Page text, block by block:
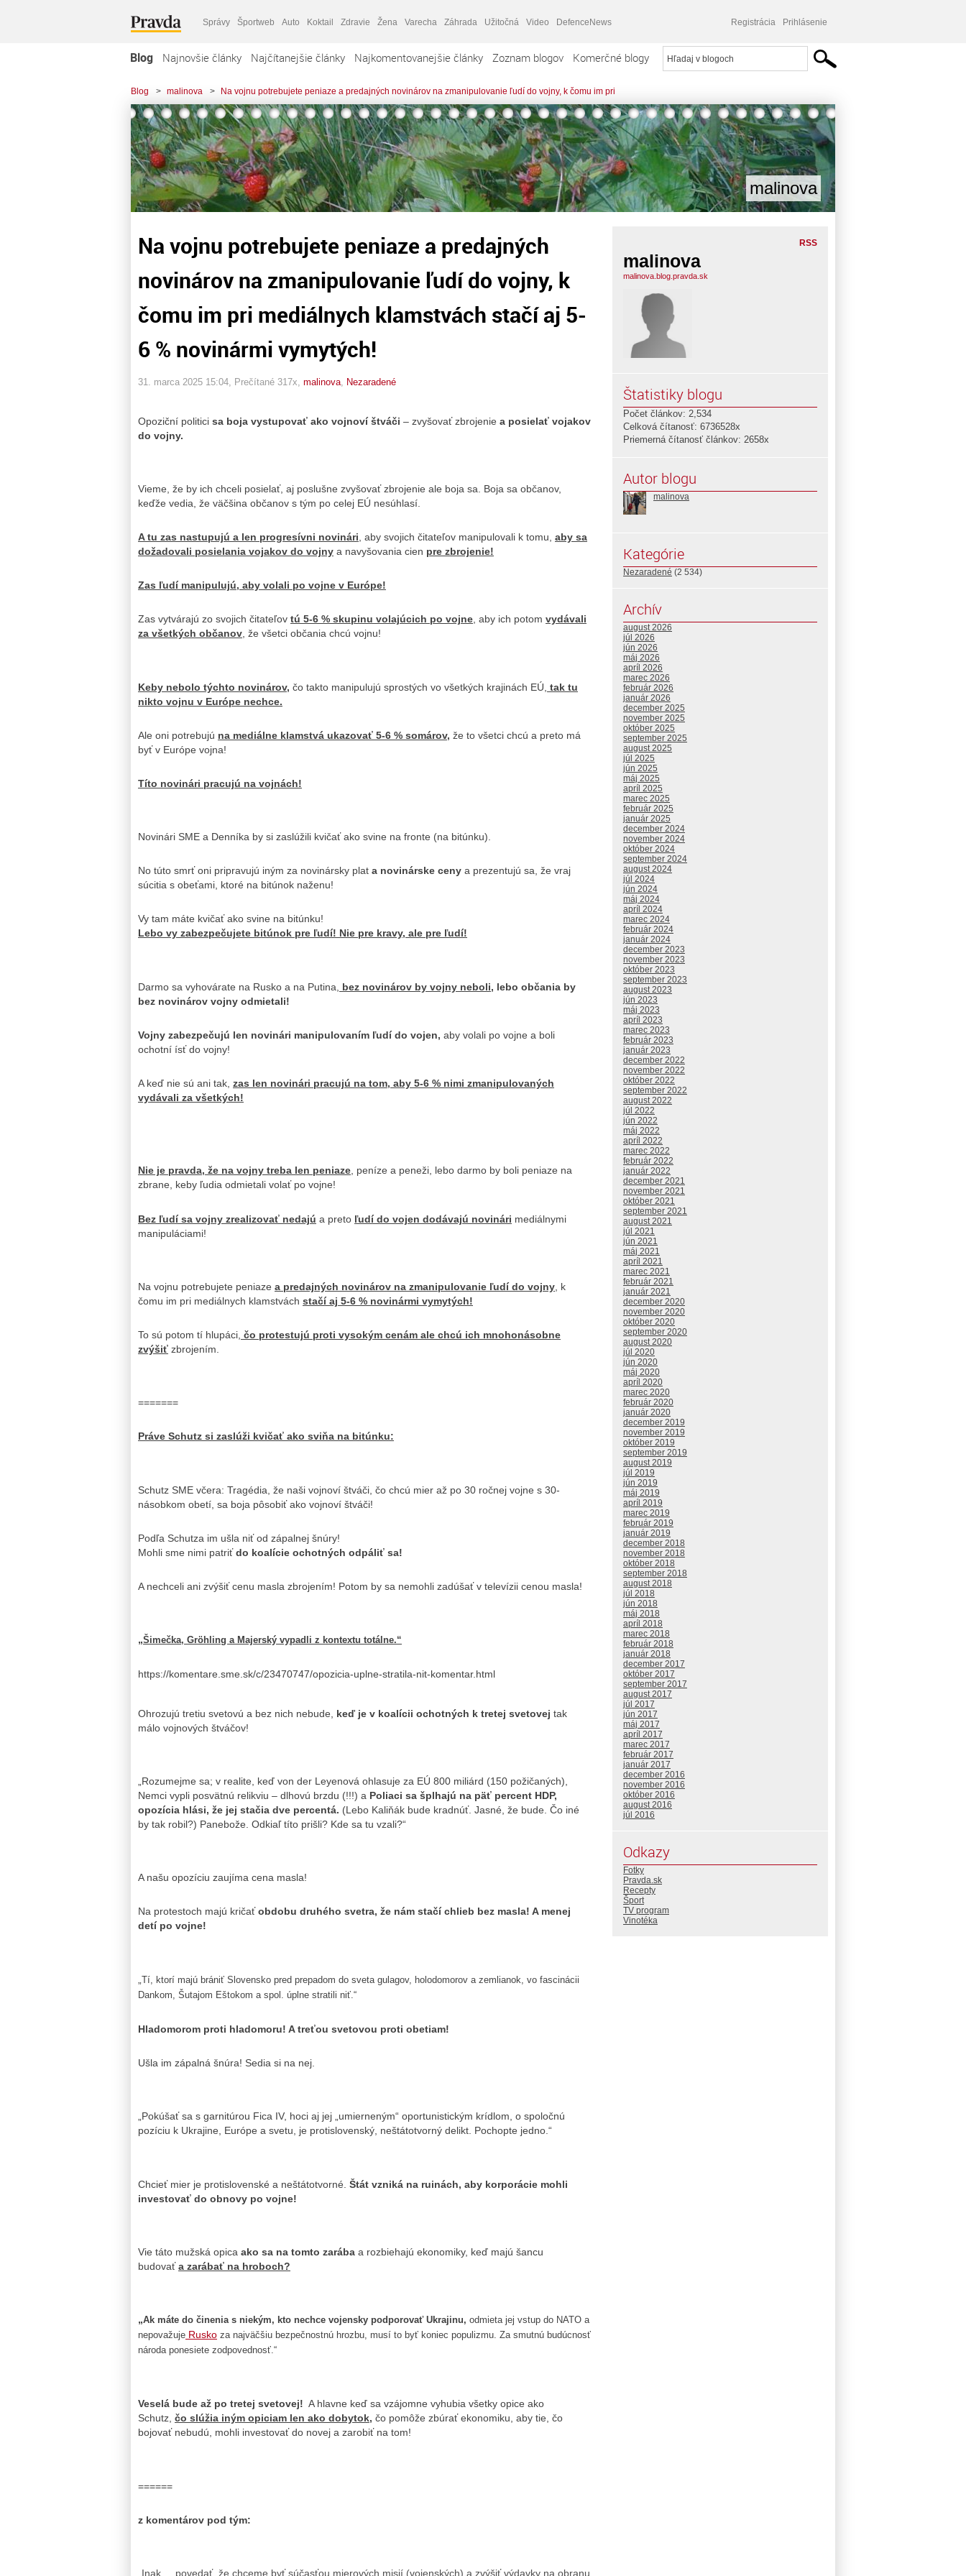
Správy Športweb Auto Koktail Zdravie Žena Varecha Záhrada Užitočná Video DefenceNews Registrácia Prihlásenie
Blog Najnovšie články Najčítanejšie články Najkomentovanejšie články Zoznam blogov Komerčné blogy
Blog > malinova > Na vojnu potrebujete peniaze a predajných novinárov na zmanipulovanie ľudí do vojny, k čomu im pri
malinova
Na vojnu potrebujete peniaze a predajných
novinárov na zmanipulovanie ľudí do vojny, k
čomu im pri mediálnych klamstvách stačí aj 5-
6 % novinármi vymytých!
31. marca 2025 15:04 , Prečítané 317x, malinova Nezaradené
Opoziční politici sa boja vystupovať ako vojnoví štváči – zvyšovať zbrojenie a posielať vojakov
do vojny.
Vieme, že by ich chceli posielať, aj poslušne zvyšovať zbrojenie ale boja sa. Boja sa občanov,
keďže vedia, že väčšina občanov s tým po celej EÚ nesúhlasí.
A tu zas nastupujú a len progresívni novinári , aby svojich čitateľov manipulovali k tomu, aby sa
dožadovali posielania vojakov do vojny a navyšovania cien pre zbrojenie!
Zas ľudí manipulujú, aby volali po vojne v Európe!
Zas vytvárajú zo svojich čitateľov tú 5-6 % skupinu volajúcich po vojne, aby ich potom vydávali
za všetkých občanov, že všetci občania chcú vojnu!
Keby nebolo týchto novinárov, čo takto manipulujú sprostých vo všetkých krajinách EÚ, tak tu
nikto vojnu v Európe nechce.
Ale oni potrebujú na mediálne klamstvá ukazovať 5-6 % somárov, že to všetci chcú a preto má
byť v Európe vojna!
Títo novinári pracujú na vojnách!
Novinári SME a Denníka by si zaslúžili kvičať ako svine na fronte (na bitúnku).
No túto smrť oni pripravujú iným za novinársky plat a novinárske ceny a prezentujú sa, že vraj
súcitia s obeťami, ktoré na bitúnok naženu!
Vy tam máte kvičať ako svine na bitúnku!
Lebo vy zabezpečujete bitúnok pre ľudí! Nie pre kravy, ale pre ľudí!
Darmo sa vyhovárate na Rusko a na Putina, bez novinárov by vojny neboli, lebo občania by
bez novinárov vojny odmietali!
Vojny zabezpečujú len novinári manipulovaním ľudí do vojen, aby volali po vojne a boli
ochotní ísť do vojny!
A keď nie sú ani tak, zas len novinári pracujú na tom, aby 5-6 % nimi zmanipulovaných
vydávali za všetkých!
Nie je pravda, že na vojny treba len peniaze, peníze a peneži, lebo darmo by boli peniaze na
zbrane, keby ľudia odmietali volať po vojne!
Bez ľudí sa vojny zrealizovať nedajú a preto ľudí do vojen dodávajú novinári mediálnymi
manipuláciami!
Na vojnu potrebujete peniaze a predajných novinárov na zmanipulovanie ľudí do vojny , k
čomu im pri mediálnych klamstvách stačí aj 5-6 % novinármi vymytých!
To sú potom tí hlupáci, čo protestujú proti vysokým cenám ale chcú ich mnohonásobne
zvýšiť zbrojením.
=======
Práve Schutz si zaslúži kvičať ako sviňa na bitúnku:
Schutz SME včera: Tragédia, že naši vojnoví štváči, čo chcú mier až po 30 ročnej vojne s 30-
násobkom obetí, sa boja pôsobiť ako vojnoví štváči!
Podľa Schutza im ušla niť od zápalnej šnúry!
Mohli sme nimi patriťdo koalície ochotných odpáliť sa!
A nechceli ani zvýšiť cenu masla zbrojením! Potom by sa nemohli zadúšať v televízii cenou masla!
„Šimečka, Gröhling a Majerský vypadli z kontextu totálne.“
https://komentare.sme.sk/c/23470747/opozicia-uplne-stratila-nit-komentar.html
Ohrozujú tretiu svetovú a bez nich nebude, keď je v koalícii ochotných k tretej svetovej tak
málo vojnových štváčov!
„Rozumejme sa; v realite, keď von der Leyenová ohlasuje za EÚ 800 miliárd (150 požičaných),
Nemci vypli posvätnú relikviu – dlhovú brzdu (!!!) a Poliaci sa šplhajú na päť percent HDP,
opozícia hlási, že jej stačia dve percentá. (Lebo Kaliňák bude kradnúť. Jasné, že bude. Čo iné
by tak robil?) Panebože. Odkiaľ títo prišli? Kde sa tu vzali?“
A našu opozíciu zaujíma cena masla!
Na protestoch majú kričaťobdobu druhého svetra, že nám stačí chlieb bez masla! A menej
detí po vojne!
Tí, ktorí majú brániť Slovensko pred prepadom do sveta gulagov, holodomorov a zemlianok, vo fascinácii
Dankom, Šutajom Eštokom a spol. úplne stratili niť.“
Hladomorom proti hladomoru! A treťou svetovou proti obetiam!
Ušla im zápalná šnúra! Sedia si na nej.
„Pokúšať sa s garnitúrou Fica IV, hoci aj jej „umierneným“ oportunistickým krídlom, o spoločnú
pozíciu k Ukrajine, Európe a svetu, je protislovenský, neštátotvorný delikt. Pochopte jedno.“
Chcieť mier je protislovenské a neštátotvorné. Štát vzniká na ruinách, aby korporácie mohli
investovať do obnovy po vojne!
Vie táto mužská opica ako sa na tomto zarába a rozbiehajú ekonomiky, keď majú šancu
budovaťa zarábať na hroboch?
„Ak máte do činenia s niekým, kto nechce vojensky podporovať Ukrajinu, odmieta jej vstup do NATO a
nepovažuje Rusko za najväčšiu bezpečnostnú hrozbu, musí to byť koniec populizmu. Za smutnú budúcnosť
národa ponesiete zodpovednosť.“
Veselá bude až po tretej svetovej! A hlavne keď sa vzájomne vyhubia všetky opice ako
Schutz, čo slúžia iným opiciam len ako dobytok, čo pomôže zbúrať ekonomiku, aby tie, čo
bojovať nebudú, mohli investovať do novej a zarobiť na tom!
======
z komentárov pod tým:
„Inak ,,, povedať, že chceme byť súčasťou mierových misií (vojenských) a zvýšiť výdavky na obranu
RSS
malinova
malinova.blog.pravda.sk
Štatistiky blogu
Počet článkov: 2,534
Celková čítanosť: 6736528x
Priemerná čítanosť článkov: 2658x
Autor blogu
malinova
Kategórie
Nezaradené (2 534)
Archív
august 2026
júl 2026
jún 2026
máj 2026
apríl 2026
marec 2026
február 2026
január 2026
december 2025
november 2025
október 2025
september 2025
august 2025
júl 2025
jún 2025
máj 2025
apríl 2025
marec 2025
február 2025
január 2025
december 2024
november 2024
október 2024
september 2024
august 2024
júl 2024
jún 2024
máj 2024
apríl 2024
marec 2024
február 2024
január 2024
december 2023
november 2023
október 2023
september 2023
august 2023
jún 2023
máj 2023
apríl 2023
marec 2023
február 2023
január 2023
december 2022
november 2022
október 2022
september 2022
august 2022
júl 2022
jún 2022
máj 2022
apríl 2022
marec 2022
február 2022
január 2022
december 2021
november 2021
október 2021
september 2021
august 2021
júl 2021
jún 2021
máj 2021
apríl 2021
marec 2021
február 2021
január 2021
december 2020
november 2020
október 2020
september 2020
august 2020
júl 2020
jún 2020
máj 2020
apríl 2020
marec 2020
február 2020
január 2020
december 2019
november 2019
október 2019
september 2019
august 2019
júl 2019
jún 2019
máj 2019
apríl 2019
marec 2019
február 2019
január 2019
december 2018
november 2018
október 2018
september 2018
august 2018
júl 2018
jún 2018
máj 2018
apríl 2018
marec 2018
február 2018
január 2018
december 2017
október 2017
september 2017
august 2017
júl 2017
jún 2017
máj 2017
apríl 2017
marec 2017
február 2017
január 2017
december 2016
november 2016
október 2016
august 2016
júl 2016
Odkazy
Fotky
Pravda.sk
Recepty
Šport
TV program
Vinotéka